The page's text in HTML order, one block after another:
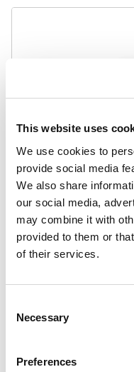
This website uses
We use cookies to
provide social media
We also share
our social media,
may combine it with
provided to them or
of their services.
Selection
Necessary
Preferences
Pusty szablon